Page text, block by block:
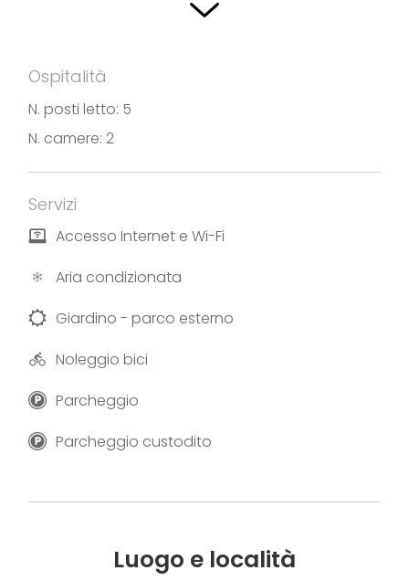
Ospitalità
N. posti letto: 5
N. camere: 2
Servizi
Accesso Internet e Wi-Fi
Aria condizionata
Giardino - parco esterno
Noleggio bici
Parcheggio
Parcheggio custodito
Luogo e località